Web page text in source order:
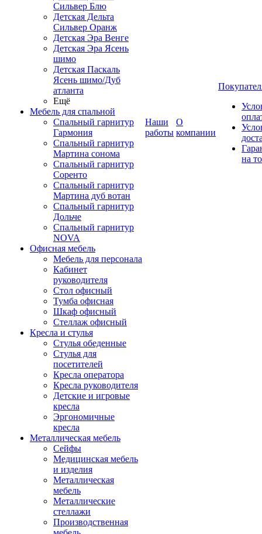
Сильвер Блю
Детская Дельта
Сильвер Оранж
Детская Эра Венге
Детская Эра Ясень
шимо
Детская Паскаль
Ясень шимо/Дуб
атланта
Ещё
Мебель для спальной
Спальный гарнитур
Гармония
Спальный гарнитур
Мартина сонома
Спальный гарнитур
Соренто
Спальный гарнитур
Мартина дуб вотан
Спальный гарнитур
Дольче
Спальный гарнитур
NOVA
Офисная мебель
Мебель для персонала
Кабинет
руководителя
Стол офисный
Тумба офисная
Шкаф офисный
Стеллаж офисный
Кресла и стулья
Стулья обеденные
Стулья для
посетителей
Кресла оператора
Кресла руководителя
Детские и игровые
кресла
Эргономичные
кресла
Металлическая мебель
Сейфы
Медицинская мебель
и изделия
Металлическая
мебель
Металлические
стеллажи
Производственная
Наши
работы
О
компании
на